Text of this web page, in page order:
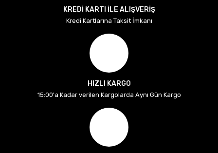
KREDİ KARTI İLE ALIŞVERİŞ
Kredi Kartlarına Taksit İmkanı
HIZLI KARGO
15:00'a Kadar verilen Kargolarda Aynı Gün Kargo